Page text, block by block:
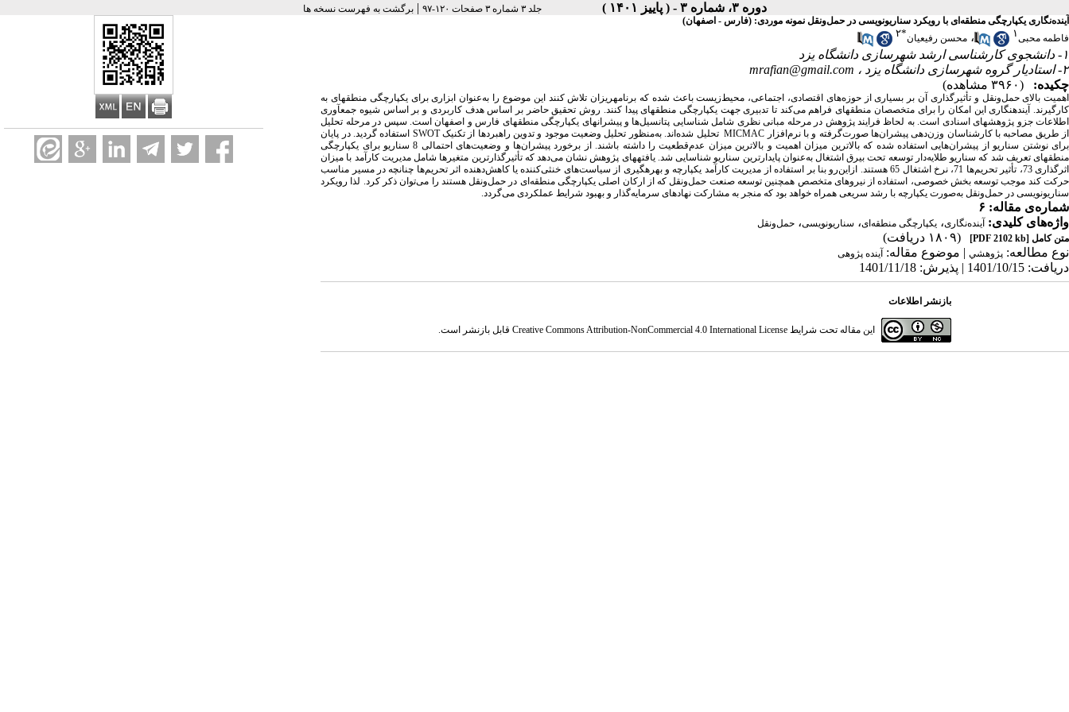
دوره ۳، شماره ۳ - ( پاییز ۱۴۰۱ ) جلد ۳ شماره ۳ صفحات ۱۲۰-۹۷ |برگشت به فهرست نسخه ها
آینده‌نگاری یکپارچگی منطقه‌ای با رویکرد سناریونویسی در حمل‌ونقل نمونه موردی: (فارس - اصفهان)
فاطمه محبی۱ ، محسن رفیعیان*۲
۱- دانشجوی کارشناسی ارشد شهرسازی دانشگاه یزد
۲- استادیار گروه شهرسازی دانشگاه یزد ،
mrafian@gmail.com
چکیده:
(۳۹۶۰ مشاهده)
اهمیت بالای حمل‌ونقل و تأثیرگذاری آن بر بسیاری از حوزه‌های اقتصادی، اجتماعی، محیط‌زیست باعث شده که برنامه­ریزان تلاش کنند این موضوع را به‌عنوان ابزاری برای یکپارچگی منطقه­ای به
کارگیرند. آینده­نگاری این امکان را برای متخصصان منطقه­ای فراهم می‌کند تا تدبیری جهت یکپارچگی منطقه­ای پیدا کنند. روش تحقیق حاضر بر اساس هدف کاربردی و بر اساس شیوه جمع­آوری
اطلاعات جزو پژوهش­های اسنادی است. به لحاظ فرایند پژوهش در مرحله مبانی نظری شامل شناسایی پتانسیل‌ها و پیشران­های یکپارچگی منطقه­ای فارس و اصفهان است . سپس در مرحله تحلیل
از طریق مصاحبه با کارشناسان وزن‌دهی پیشران‌ها صورت‌گرفته و با نرم‌افزار MICMAC تحلیل شده‌اند.به‌منظور تحلیل وضعیت موجود و تدوین راهبردها از تکنیکSWOT استفاده گردید.در پایان
برای نوشتن سناریو از پیشران‌هایی استفاده شده که بالاترین میزان اهمیت و بالاترین میزان عدم‌قطعیت را داشته باشند. از برخورد پیشران‌ها و وضعیت‌های احتمالی 8 سناریو برای یکپارچگی
منطقه­ای تعریف شد که سناریو طلایه‌دار توسعه تحت بیرق اشتغال به‌عنوان پایدارترین سناریو شناسایی شد. یافته­های پژوهش نشان می‌دهد کهتأثیرگذارترین متغیرها شامل مدیریت کارآمد با میزان
اثرگذاری 73، تأثیر تحریم‌ها 71، نرخ اشتغال 65 هستند.
ازاین‌رو بنا بر استفاده از مدیریت کارآمد یکپارچه و بهره­گیری از سیاست‌های خنثی‌کننده یا کاهش‌دهنده اثر تحریم‌ها چنانچه در مسیر مناسب
حرکت کند موجب توسعه بخش خصوصی، استفاده از نیروهای متخصص همچنینتوسعه صنعت حمل‌ونقل که از ارکان اصلی یکپارچگی منطقه‌ای در حمل‌ونقل هستند را می‌توان ذکر کرد لذا رویکرد
سناریونویسی در حمل‌ونقل به‌صورت یکپارچه با رشد سریعی همراه خواهد بود که منجر به مشارکت نهادهای سرمایه‌گذار و بهبود شرایط عملکردی می‌گردد
شماره‌ی مقاله: ۶
واژه‌های کلیدی:آینده‌نگاری، یکپارچگی منطقه‌ای، سناریونویسی، حمل‌ونقل
متن کامل [PDF 2102 kb]
(۱۸۰۹ دریافت)
نوع مطالعه: پژوهشي | موضوع مقاله:آینده پژوهی
دریافت: 1401/10/15 | پذیرش: 1401/11/18
بازنشر اطلاعات
این مقاله تحت شرایط Creative Commons Attribution-NonCommercial 4.0 International Licenseقابل بازنشر است.